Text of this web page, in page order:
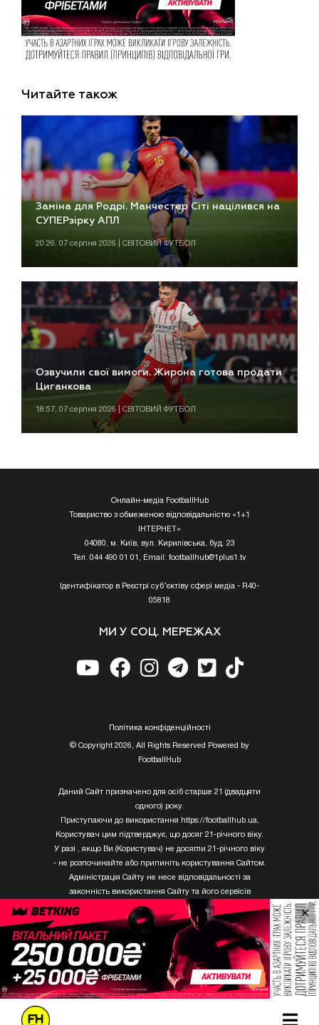
Читайте також
Заміна для Родрі. Манчестер Сіті націлився на
СУПЕРзірку АПЛ
20:26, 07 серпня 2026 | СВІТОВИЙ ФУТБОЛ
Озвучили свої вимоги. Жирона готова продати
Циганкова
18:57, 07 серпня 2026 | СВІТОВИЙ ФУТБОЛ
Онлайн-медіа FootballHub
Товариство з обмеженою відповідальністю «1+1
ІНТЕРНЕТ»
04080, м. Київ, вул. Кирилівська, буд. 23
Тел. 044 490 01 01, Email: footballhub@1plus1.tv
Ідентифікатор в Реєстрі суб’єктіву сфері медіа - R40-
05818
МИ У СОЦ. МЕРЕЖАХ
Полiтика конфiденцiйностi
© Copyright 2026, All Rights Reserved Powered by
FootballHub
Даний Сайт призначено для осіб старше 21 (двадцяти
одного) року.
Приступаючи до використання https://footballhub.ua,
Користувач цим підтверджує, що досяг 21-річного віку.
У разі , якщо Ви (Користувач) не досягли 21-річного віку
- не розпочинайте або припиніть користування Сайтом.
Адміністрація Сайту не несе відповідальності за
законність використання Сайту та його сервісів
Користувачем, який не досяг 21-річного віку.
Твори Getty Images, що розміщені на сайті, не можуть
бути використані третіми особами без письмового
дозволу ТОВ «ГЛОБАЛ ІМІДЖЕС ЮКРЕЙН.
×